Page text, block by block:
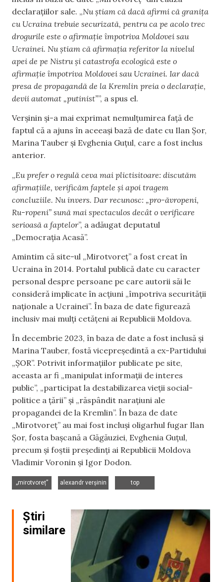
declarațiilor sale. „Nu știam că dacă afirmi că granița
cu Ucraina trebuie securizată, pentru ca pe acolo trec
drogurile este o afirmație împotriva Moldovei sau
Ucrainei. Nu știam că afirmația referitor la nivelul
apei de pe Nistru și catastrofa ecologică este o
afirmație împotriva Moldovei sau Ucrainei. Iar dacă
presa de propagandă de la Kremlin preia o declarație,
devii automat „putinist””, a spus el.
Verșinin și-a mai exprimat nemulțumirea față de
faptul că a ajuns în aceeași bază de date cu Ilan Șor,
Marina Tauber și Evghenia Guțul, care a fost inclus
anterior.
„Eu prefer o regulă ceva mai plictisitoare: discutăm
afirmațiile, verificăm faptele și apoi tragem
concluziile. Nu invers. Dar recunosc: „pro-ăvropeni,
Ru-ropeni” sună mai spectaculos decât o verificare
serioasă a faptelor”, a adăugat deputatul
„Democrația Acasă”.
Amintim că site-ul „Mirotvoreț” a fost creat în
Ucraina în 2014. Portalul publică date cu caracter
personal despre persoane pe care autorii săi le
consideră implicate în acțiuni „împotriva securității
naționale a Ucrainei”. În baza de date figurează
inclusiv mai mulți cetățeni ai Republicii Moldova.
În decembrie 2023, în baza de date a fost inclusă și
Marina Tauber, fostă vicepreședintă a ex-Partidului
„ȘOR”. Potrivit informațiilor publicate pe site,
aceasta ar fi „manipulat informații de interes
public”, „participat la destabilizarea vieții social-
politice a țării” și „răspândit narațiuni ale
propagandei de la Kremlin”. În baza de date
„Mirotvoreț” au mai fost incluși oligarhul fugar Ilan
Șor, fosta bașcană a Găgăuziei, Evghenia Guțul,
precum și foștii președinți ai Republicii Moldova
Vladimir Voronin și Igor Dodon.
„mirotvoreț”
alexandr verșinin
top
Știri
similare